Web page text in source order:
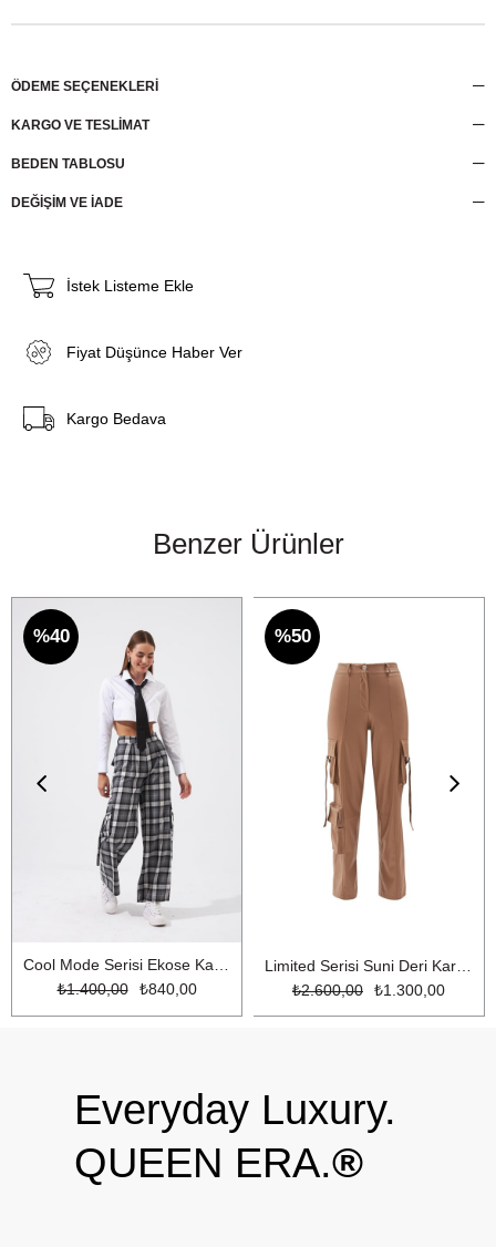
ÖDEME SEÇENEKLERI
KARGO VE TESLİMAT
BEDEN TABLOSU
DEĞİŞİM VE İADE
İstek Listeme Ekle
Fiyat Düşünce Haber Ver
Kargo Bedava
Benzer Ürünler
₺840,00
₺1.400,00
%40
₺1.300,00
₺2.600,00
%50
Everyday Luxury.
QUEEN ERA.®